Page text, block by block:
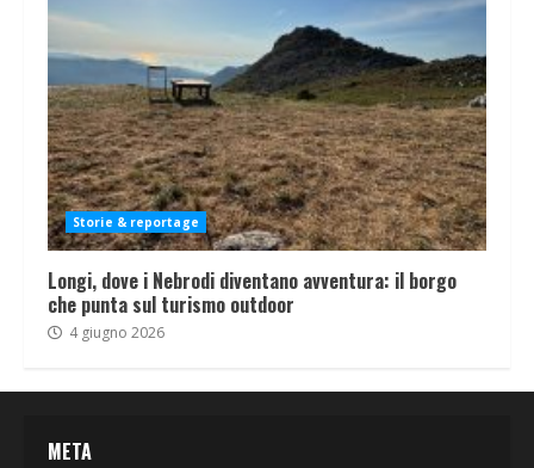
Storie & reportage
Longi, dove i Nebrodi diventano avventura: il borgo
che punta sul turismo outdoor
4 giugno 2026
META